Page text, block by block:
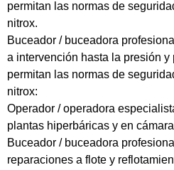
permitan las normas de
nitrox.
Buceador / buceadora
a intervención hasta la presión
permitan las normas de
nitrox:
Operador / operadora
plantas hiperbáricas y en
Buceador / buceadora
reparaciones a flote y